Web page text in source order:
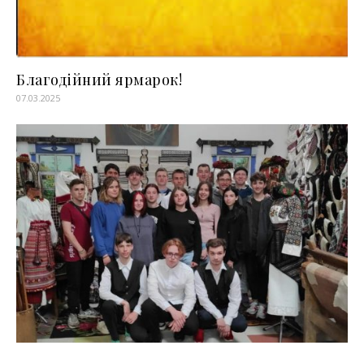
Благодійний ярмарок!
07.03.2025